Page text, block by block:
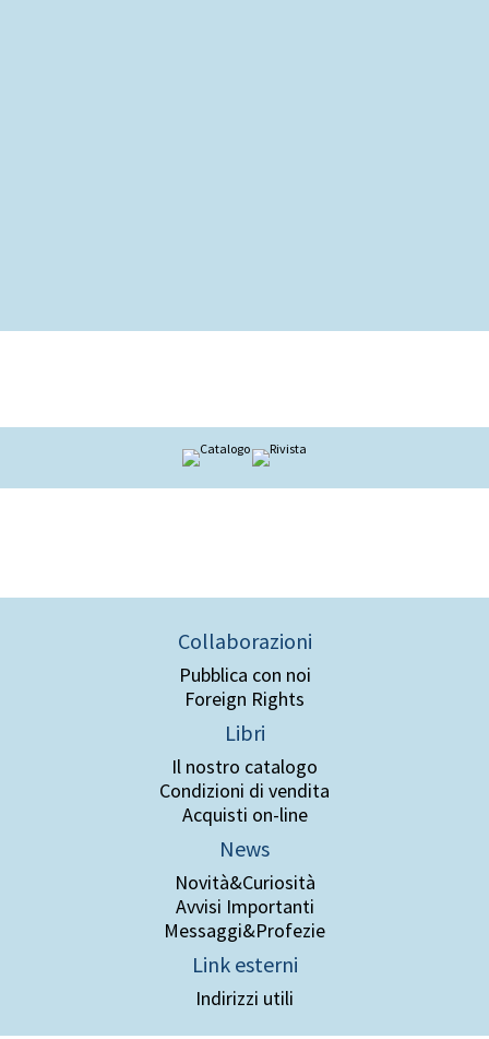
Collaborazioni
Pubblica con noi
Foreign Rights
Libri
Il nostro catalogo
Condizioni di vendita
Acquisti on-line
News
Novità&Curiosità
Avvisi Importanti
Messaggi&Profezie
Link esterni
Indirizzi utili